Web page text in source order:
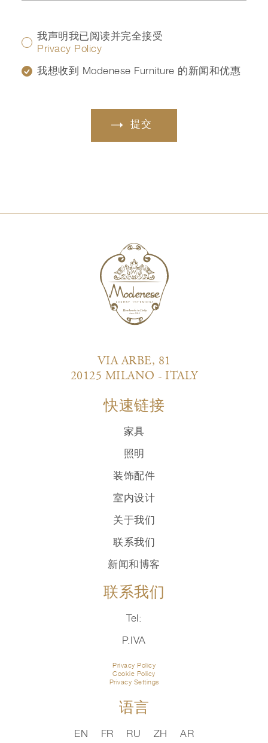
我声明我已阅读并完全接受
Privacy Policy
我想收到 Modenese Furniture 的新闻和优惠
提交
VIA ARBE, 81
20125 MILANO - ITALY
快速链接
家具
照明
装饰配件
室内设计
关于我们
联系我们
新闻和博客
联系我们
Tel:
P.IVA
Privacy Policy
Cookie Policy
Privacy Settings
语言
EN FR RU ZH AR